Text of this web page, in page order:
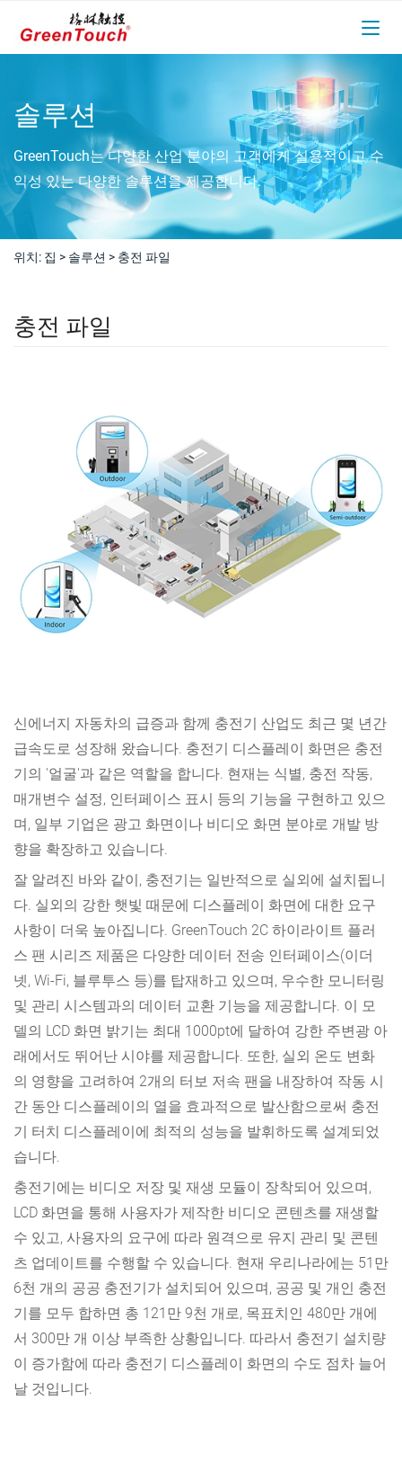
솔루션
GreenTouch는 다양한 산업 분야의 고객에게 실용적이고 수
익성 있는 다양한 솔루션을 제공합니다.
위치: 집 > 솔루션 > 충전 파일
충전 파일
신에너지 자동차의 급증과 함께 충전기 산업도 최근 몇 년간
급속도로 성장해 왔습니다. 충전기 디스플레이 화면은 충전
기의 '얼굴'과 같은 역할을 합니다. 현재는 식별, 충전 작동,
매개변수 설정, 인터페이스 표시 등의 기능을 구현하고 있으
며, 일부 기업은 광고 화면이나 비디오 화면 분야로 개발 방
향을 확장하고 있습니다.
잘 알려진 바와 같이, 충전기는 일반적으로 실외에 설치됩니
다. 실외의 강한 햇빛 때문에 디스플레이 화면에 대한 요구
사항이 더욱 높아집니다. GreenTouch 2C 하이라이트 플러
스 팬 시리즈 제품은 다양한 데이터 전송 인터페이스(이더
넷, Wi-Fi, 블루투스 등)를 탑재하고 있으며, 우수한 모니터링
및 관리 시스템과의 데이터 교환 기능을 제공합니다. 이 모
델의 LCD 화면 밝기는 최대 1000pt에 달하여 강한 주변광 아
래에서도 뛰어난 시야를 제공합니다. 또한, 실외 온도 변화
의 영향을 고려하여 2개의 터보 저속 팬을 내장하여 작동 시
간 동안 디스플레이의 열을 효과적으로 발산함으로써 충전
기 터치 디스플레이에 최적의 성능을 발휘하도록 설계되었
습니다.
충전기에는 비디오 저장 및 재생 모듈이 장착되어 있으며,
LCD 화면을 통해 사용자가 제작한 비디오 콘텐츠를 재생할
수 있고, 사용자의 요구에 따라 원격으로 유지 관리 및 콘텐
츠 업데이트를 수행할 수 있습니다. 현재 우리나라에는 51만
6천 개의 공공 충전기가 설치되어 있으며, 공공 및 개인 충전
기를 모두 합하면 총 121만 9천 개로, 목표치인 480만 개에
서 300만 개 이상 부족한 상황입니다. 따라서 충전기 설치량
이 증가함에 따라 충전기 디스플레이 화면의 수도 점차 늘어
날 것입니다.